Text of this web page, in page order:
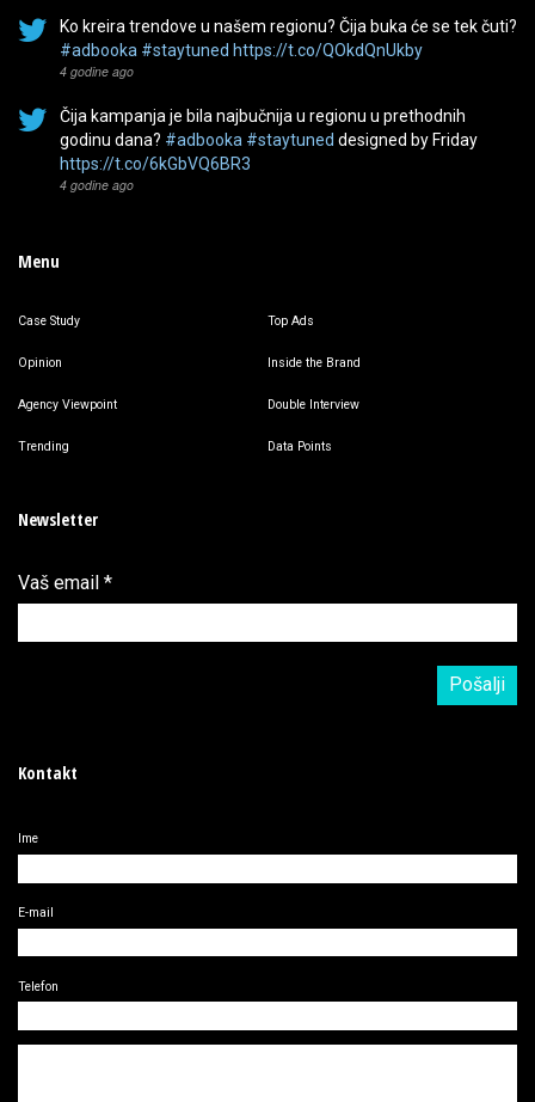
Ko kreira trendove u našem regionu? Čija buka će se tek čuti?
#adbooka #staytuned https://t.co/QOkdQnUkby
4 godine ago
Čija kampanja je bila najbučnija u regionu u prethodnih
godinu dana? #adbooka #staytuned designed by Friday
https://t.co/6kGbVQ6BR3
4 godine ago
Menu
Case Study Top Ads
Opinion Inside the Brand
Agency Viewpoint Double Interview
Trending Data Points
Newsletter
Vaš email *
Kontakt
Ime
E-mail
Telefon